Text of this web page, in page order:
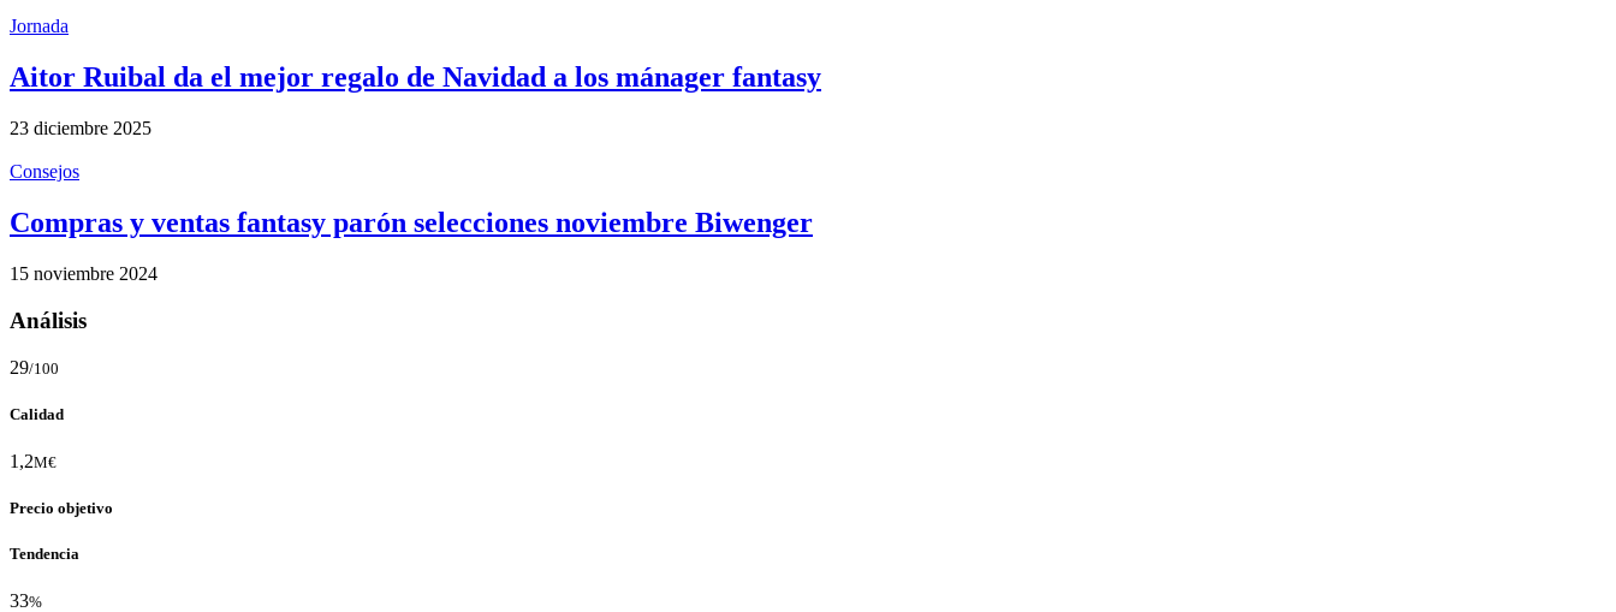
Jornada
Aitor Ruibal da el mejor regalo de Navidad a los mánager fantasy
23 diciembre 2025
Consejos
Compras y ventas fantasy parón selecciones noviembre Biwenger
15 noviembre 2024
Análisis
29/100
Calidad
1,2M€
Precio objetivo
Tendencia
33%